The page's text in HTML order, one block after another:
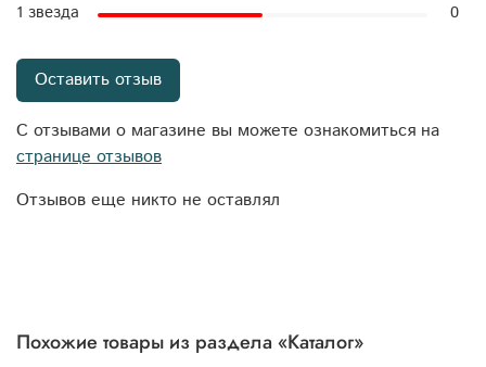
Отзывов еще никто не оставлял
1 звезда
0
Оставить отзыв
С отзывами о магазине вы можете ознакомиться на
странице отзывов
Похожие товары из раздела «Каталог»